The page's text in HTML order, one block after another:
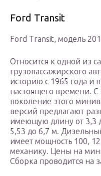
Ford Transit
Ford Transit, модель
Относится к одной из
грузопассажирского
историю с 1965 года и
настоящего времени. С
поколение этого
версий предлагают
имеющую длину от 3,3
5,53 до 6,7 м.
имеет мощность 100,
механику. Цены на
Сборка проводится на